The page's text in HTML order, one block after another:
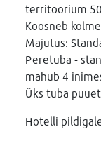
territoorium
Koosneb
Majutus:
Peretuba -
mahub 4
Üks tuba
Hotelli